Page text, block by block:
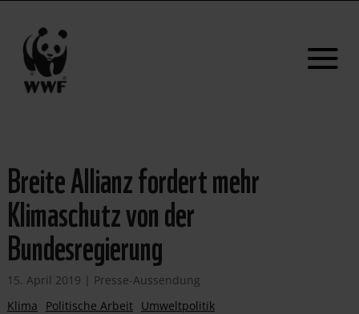
Breite Allianz fordert mehr
Klimaschutz von der
Bundesregierung
15. April 2019 | Presse-Aussendung
Klima
Politische Arbeit Umweltpolitik